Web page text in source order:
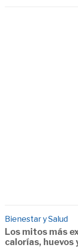
Bienestar y Salud
Los mitos más
calorías, huevos